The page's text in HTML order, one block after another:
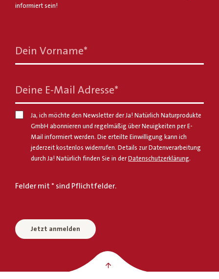
informiert sein!
Dein Vorname*
Deine E-Mail Adresse*
Ja, ich möchte den Newsletter der Ja! Natürlich Naturprodukte
GmbH abonnieren und regelmäßig über Neuigkeiten per E-
Mail informiert werden. Die erteilte Einwilligung kann ich
jederzeit kostenlos widerrufen. Details zur Datenverarbeitung
durch Ja! Natürlich finden Sie in derDatenschutzerklärung.
Felder mit * sind Pflichtfelder.
Jetzt anmelden